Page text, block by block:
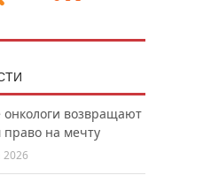
возвращают
на мечту
2026